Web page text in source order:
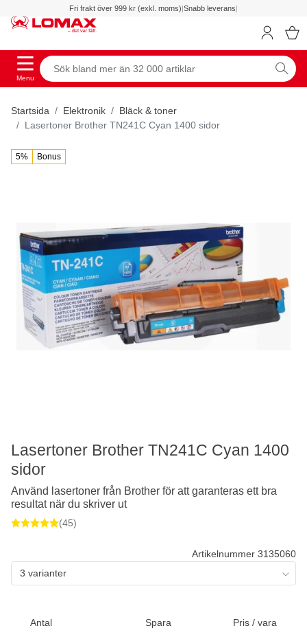
Fri frakt över 999 kr (exkl. moms)|Snabb leverans|
Menu
Startsida Elektronik
Bläck & toner
Lasertoner Brother TN241C Cyan 1400 sidor
5% Bonus
Artikelnummer 3135060
3 varianter
Antal Spara Pris / vara
Lasertoner Brother TN241C Cyan 1400
sidor
Använd lasertoner från Brother för att garanteras ett bra
resultat när du skriver ut
(45)